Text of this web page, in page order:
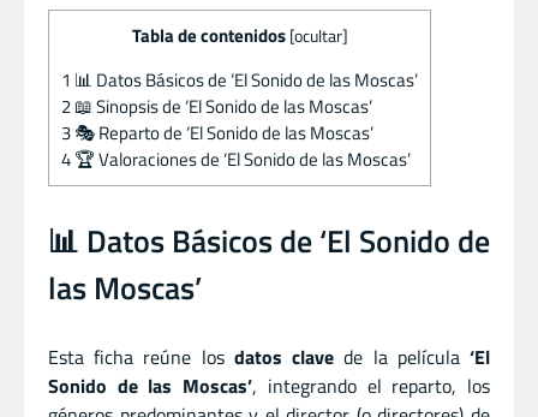
Tabla de contenidos [ocultar]
1 📊 Datos Básicos de ‘El Sonido de las Moscas’
2📖 Sinopsis de ‘El Sonido de las Moscas’
3🎭 Reparto de ‘El Sonido de las Moscas’
4🏆 Valoraciones de ‘El Sonido de las Moscas’
📊 Datos Básicos de ‘El Sonido de
las Moscas’
Esta ficha reúne los datos clave de la película‘El
Sonido de las Moscas’, integrando el reparto, los